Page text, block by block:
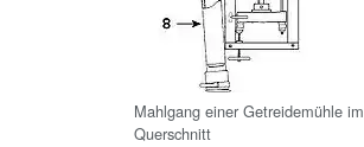
Mahlgang einer Getreidemühle im
Querschnitt